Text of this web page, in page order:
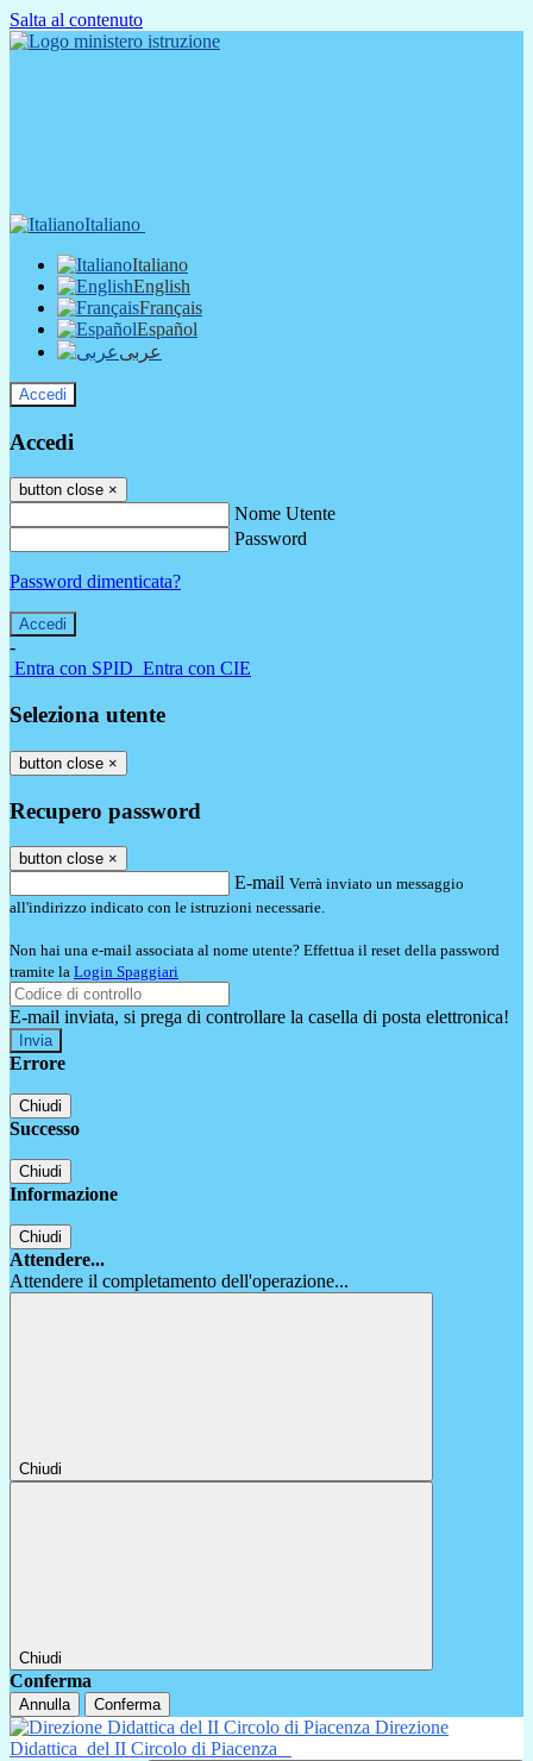
Salta al contenuto
Italiano
Italiano
English
Français
Español
عربى
Accedi
Accedi
button close ×
Nome Utente
Password
Password dimenticata?
-
Entra con SPID Entra con CIE
Seleziona utente
button close ×
Recupero password
button close ×
E-mail Verrà inviato un messaggio
all'indirizzo indicato con le istruzioni necessarie.
Non hai una e-mail associata al nome utente? Effettua il reset della password
tramite la Login Spaggiari
E-mail inviata, si prega di controllare la casella di posta elettronica!
Errore
Chiudi
Successo
Chiudi
Informazione
Chiudi
Attendere...
Attendere il completamento dell'operazione...
Chiudi
Chiudi
Conferma
Annulla Conferma
Direzione
Didattica del II Circolo di Piacenza